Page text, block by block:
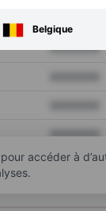
Belgique
XXXXXXX
XXXXXXX
pour accéder à